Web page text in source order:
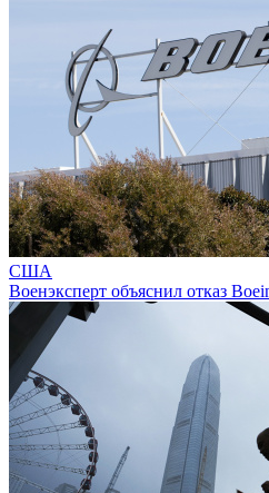
США
Военэксперт объяснил отказ